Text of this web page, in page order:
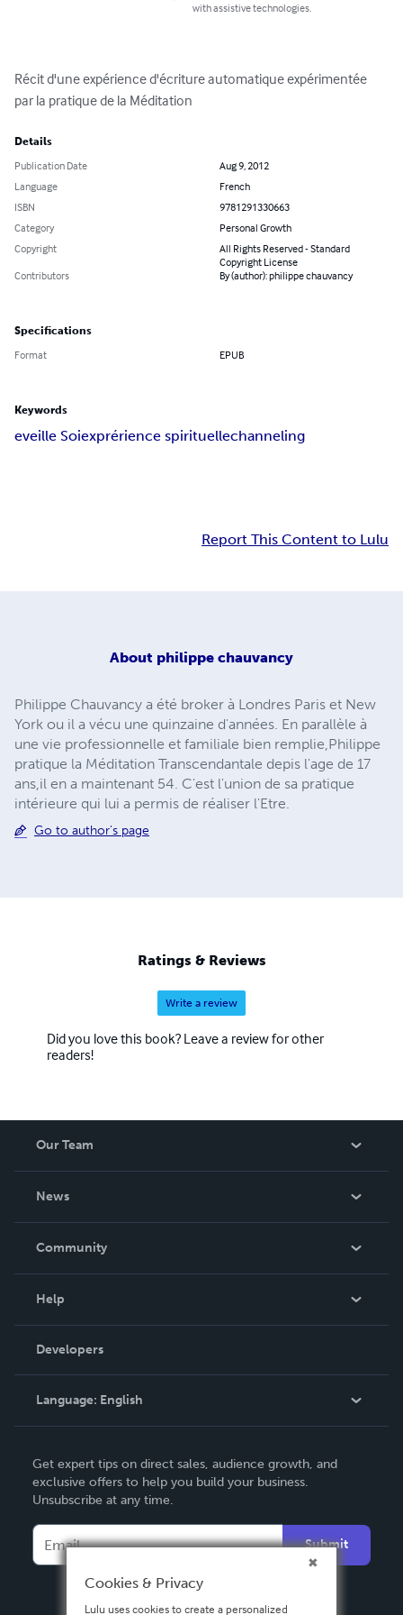
with assistive technologies.
Récit d'une expérience d'écriture automatique expérimentée
par la pratique de la Méditation
Details
Publication Date
Aug 9, 2012
Language
French
ISBN
9781291330663
Category
Personal Growth
Copyright
All Rights Reserved - Standard
Copyright License
Contributors
By (author): philippe chauvancy
Specifications
Format EPUB
Keywords
eveille Soiexprérience spirituellechanneling
Report This Content to Lulu
About philippe chauvancy
Philippe Chauvancy a été broker à Londres Paris et New
York ou il a vécu une quinzaine d'années. En parallèle à
une vie professionnelle et familiale bien remplie,Philippe
pratique la Méditation Transcendantale depis l'age de 17
ans,il en a maintenant 54. C'est l'union de sa pratique
intérieure qui lui a permis de réaliser l'Etre.
Go to author's page
Ratings & Reviews
Write a review
Did you love this book? Leave a review for other
readers!
Our Team
News
In The News
Community
Podcast
Help
Order Lookup
Knowledge Base
Contact Support
Developers
Language: English
Deutsch
Français
Español
Get expert tips on direct sales, audience growth, and
exclusive offers to help you build your business.
Unsubscribe at any time.
Submit
Cookies & Privacy
Lulu uses cookies to create a personalized